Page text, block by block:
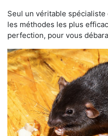
Seul un véritable
les méthodes les plus
perfection, pour vous